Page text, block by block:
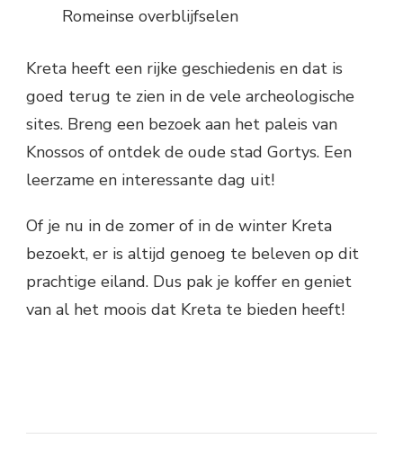
Romeinse overblijfselen
Kreta heeft een rijke geschiedenis en dat is
goed terug te zien in de vele archeologische
sites. Breng een bezoek aan het paleis van
Knossos of ontdek de oude stad Gortys. Een
leerzame en interessante dag uit!
Of je nu in de zomer of in de winter Kreta
bezoekt, er is altijd genoeg te beleven op dit
prachtige eiland. Dus pak je koffer en geniet
van al het moois dat Kreta te bieden heeft!